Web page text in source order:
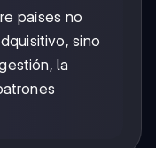
países no
sino
la